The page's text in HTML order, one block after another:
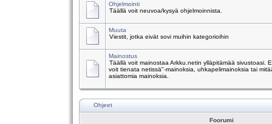
Ohjelmointi
Täällä voit neuvoa/kysyä ohjelmoinnista.
Muuta
Viestit, jotka eivät sovi muihin kategorioihin
Mainostus
Täällä voit mainostaa Arkku.netin ylläpitämää sivustoasi.
voit tienata netissä"-mainoksia, uhkapelimainoksia tai
asiattomia mainoksia.
Ohjeet
Foorumi